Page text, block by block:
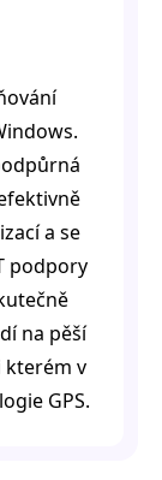
a se
podpory
na pěší
kterém v
GPS.